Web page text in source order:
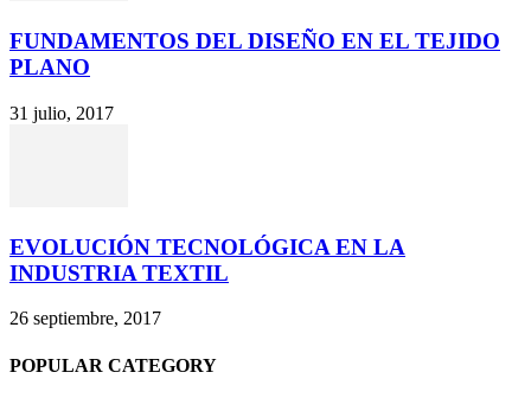
FUNDAMENTOS DEL DISEÑO EN EL TEJIDO
PLANO
31 julio, 2017
EVOLUCIÓN TECNOLÓGICA EN LA
INDUSTRIA TEXTIL
26 septiembre, 2017
POPULAR CATEGORY